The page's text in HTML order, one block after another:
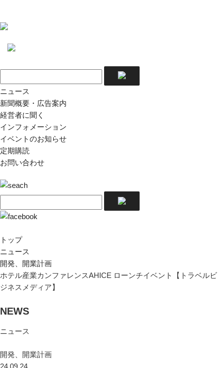
ニュース
新聞概要・広告案内
経営者に聞く
インフォメーション
イベントのお知らせ
定期購読
お問い合わせ
トップ
ニュース
開発、開業計画
ホテル産業カンファレンスAHICE ローンチイベント【トラベルビ
ジネスメディア】
NEWS
ニュース
開発、開業計画
24.09.24